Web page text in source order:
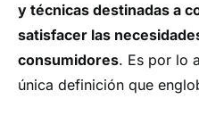
y técnicas destinadas a
satisfacer las
consumidores. Es por lo
única definición que